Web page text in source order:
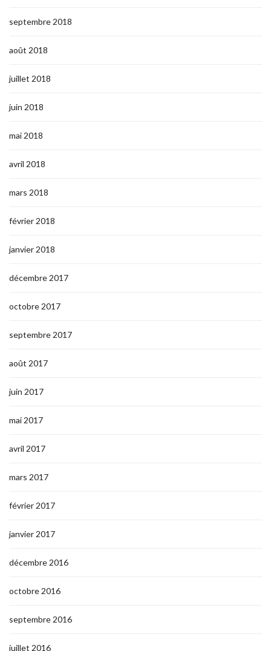
septembre 2018
août 2018
juillet 2018
juin 2018
mai 2018
avril 2018
mars 2018
février 2018
janvier 2018
décembre 2017
octobre 2017
septembre 2017
août 2017
juin 2017
mai 2017
avril 2017
mars 2017
février 2017
janvier 2017
décembre 2016
octobre 2016
septembre 2016
juillet 2016